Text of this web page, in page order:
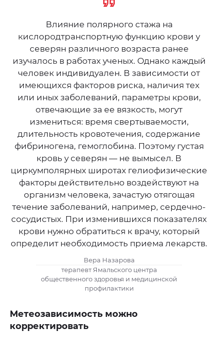
Влияние полярного стажа на
кислородтранспортную функцию крови у
северян различного возраста ранее
изучалось в работах ученых. Однако каждый
человек индивидуален. В зависимости от
имеющихся факторов риска, наличия тех
или иных заболеваний, параметры крови,
отвечающие за ее вязкость, могут
измениться: время свертываемости,
длительность кровотечения, содержание
фибриногена, гемоглобина. Поэтому густая
кровь у северян — не вымысел. В
циркумполярных широтах гелиофизические
факторы действительно воздействуют на
организм человека, зачастую отягощая
течение заболеваний, например, сердечно-
сосудистых. При изменившихся показателях
крови нужно обратиться к врачу, который
определит необходимость приема лекарств.
Вера Назарова
терапевт Ямальского центра
общественного здоровья и медицинской
профилактики
Метеозависимость можно
корректировать